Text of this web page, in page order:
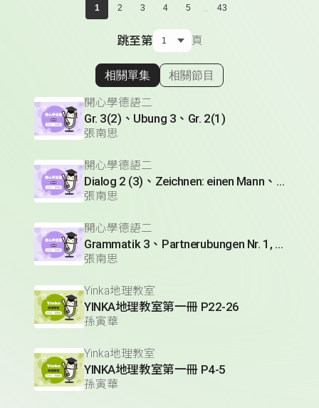
1 2 3 4 5 ... 43
跳至第 頁
顯示相關單集
相關單集 相關節目
開心學德語二
Gr. 3(2)、Ubung 3、Gr. 2(1)
張南思
開心學德語二
Dialog 2 (3)、Zeichnen: einen Mann、Lesetext 1(1)
張南思
開心學德語二
Grammatik 3、Partnerubungen Nr. 1, 3、Dialog 2(1)
張南思
Yinka地理教室
YINKA地理教室第一冊 P22-26
孫寅華
Yinka地理教室
YINKA地理教室第一冊 P4-5
孫寅華